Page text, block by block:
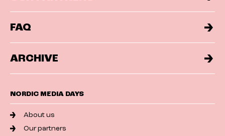
FAQ
ARCHIVE
NORDIC MEDIA DAYS
About us
Our partners